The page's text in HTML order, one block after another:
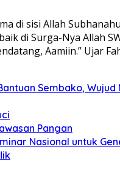
di sisi Allah
di Surga-Nya Allah
Aamiin.” Ujar
Sembako,
Pangan
Nasional untuk